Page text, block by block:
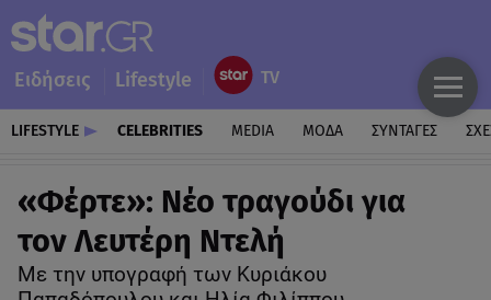
Ειδήσεις Lifestyle
LIFESTYLE CELEBRITIES MEDIA ΜΟΔΑ ΣΥΝΤΑΓΕΣ
«Φέρτε»: Νέο τραγούδι για
τον Λευτέρη Ντελή
Με την υπογραφή των Κυριάκου